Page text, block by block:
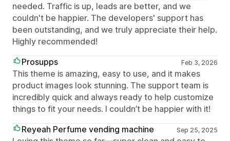
needed. Traffic is up, leads are better, and we
couldn't be happier. The developers' support has
been outstanding, and we truly appreciate their help.
Highly recommended!
Prosupps
Feb 3, 2026
This theme is amazing, easy to use, and it makes
product images look stunning. The support team is
incredibly quick and always ready to help customize
things to fit your needs. I couldn’t be happier with it!
Reyeah Perfume vending machine
Sep 25, 2025